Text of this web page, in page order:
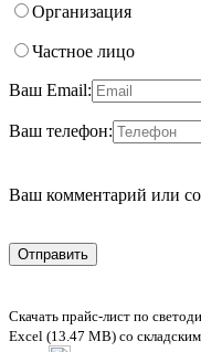
Организация
Частное лицо
Ваш Email:
Ваш телефон:
Ваш комментарий или
Отправить
Скачать прайс-лист по
Excel (13.47 MB) со